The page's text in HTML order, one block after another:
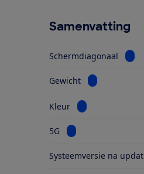
Samenvatting
Schermdiagonaal
Gewicht Bekijk
Kleur Bekijk informatie
5G Bekijk informatie
Systeemversie na